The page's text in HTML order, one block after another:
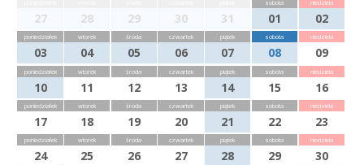
27 28 29 30 31
sobota
01
niedziela
02
poniedziałek
03
wtorek
04
środa
05
czwartek
06
piątek
07
sobota
08
niedziela
09
poniedziałek
10
wtorek
11
środa
12
czwartek
13
piątek
14
sobota
15
niedziela
16
poniedziałek
17
wtorek
18
środa
19
czwartek
20
piątek
21
sobota
22
niedziela
23
poniedziałek
24
wtorek
25
środa
26
czwartek
27
piątek
28
sobota
29
niedziela
30